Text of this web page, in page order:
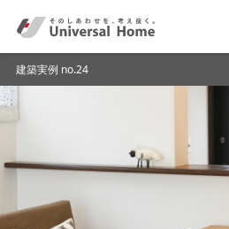
menu
建築実例 no.24